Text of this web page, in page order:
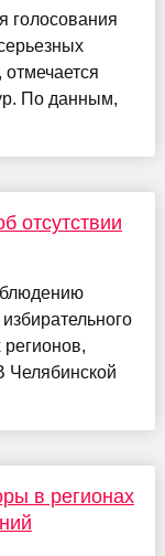
голосования
По данным,
отсутствии
Челябинской
в регионах